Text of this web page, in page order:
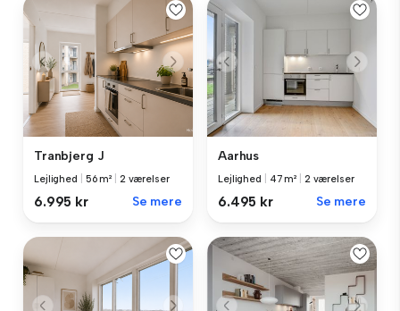
Tranbjerg J
Lejlighed 56 m² 2 værelser
6.995 kr Se mere
Aarhus
Lejlighed 47 m² 2 værelser
6.495 kr Se mere